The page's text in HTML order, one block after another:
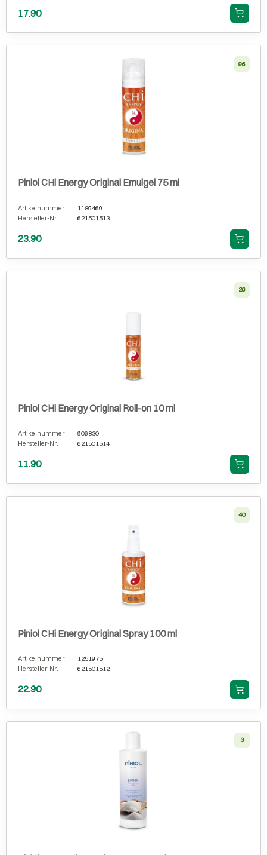
17.90
96
Piniol CHi Energy Original Emulgel 75 ml
Artikelnummer
1189469
Hersteller-Nr.
621501513
23.90
26
Piniol CHi Energy Original Roll-on 10 ml
Artikelnummer
906830
Hersteller-Nr.
621501514
11.90
40
Piniol CHi Energy Original Spray 100 ml
Artikelnummer
1251975
Hersteller-Nr.
621501512
22.90
3